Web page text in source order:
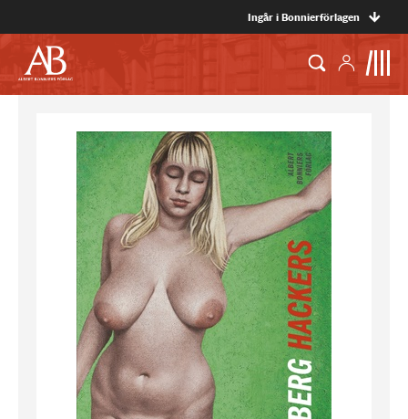
Ingår i Bonnierförlagen